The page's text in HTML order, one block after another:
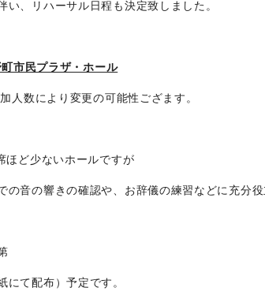
、リハーサル日程も決定致しました。
市民プラザ・ホール
数により変更の可能性ござます。
ほど少ないホールですが
の音の響きの確認や、お辞儀の練習などに充分役
て配布）予定です。